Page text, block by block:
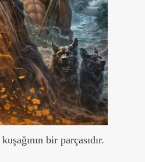
kuşağının bir parçasıdır.